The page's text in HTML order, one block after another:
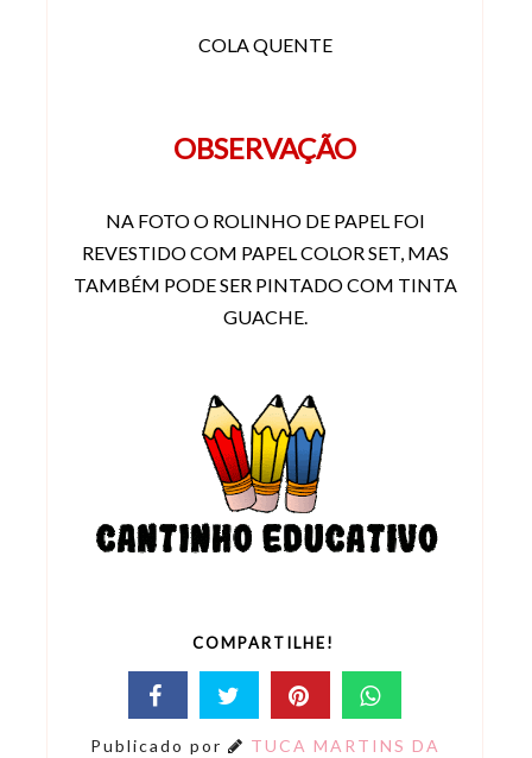
COLA QUENTE
OBSERVAÇÃO
NA FOTO O ROLINHO DE PAPEL FOI
REVESTIDO COM PAPEL COLOR SET, MAS
TAMBÉM PODE SER PINTADO COM TINTA
GUACHE.
COMPARTILHE!
Publicado por
TUCA MARTINS DA